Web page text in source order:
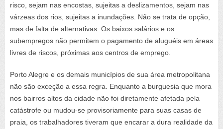
risco, sejam nas encostas, sujeitas a deslizamentos, sejam nas
várzeas dos rios, sujeitas a inundações. Não se trata de opção,
mas de falta de alternativas. Os baixos salários e os
subempregos não permitem o pagamento de aluguéis em áreas
livres de riscos, próximas aos centros de emprego.
Porto Alegre e os demais municípios de sua área metropolitana
não são exceção a essa regra. Enquanto a burguesia que mora
nos bairros altos da cidade não foi diretamente afetada pela
catástrofe ou mudou-se provisoriamente para suas casas de
praia, os trabalhadores tiveram que encarar a dura realidade da